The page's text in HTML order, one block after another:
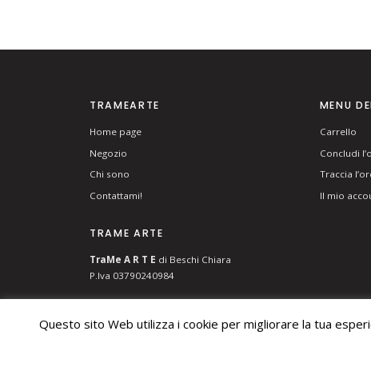
TRAMEARTE
Home page
Negozio
Chi sono
Contattami!
TRAME ARTE
TraMe A R T E di Beschi Chiara
P.Iva 03790240984
MENU
Carrello
Concludi
Traccia
Il mio
Questo sito Web utilizza i cookie per migliorare la tua